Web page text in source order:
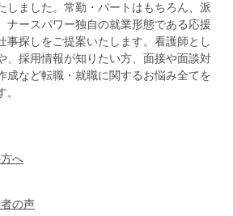
しました。常勤・パートはもちろん、派
ナースパワー独自の就業形態である応援
事探しをご提案いたします。看護師とし
、採用情報が知りたい方、面接や面談対
成など転職・就職に関するお悩み全てを
へ
の声